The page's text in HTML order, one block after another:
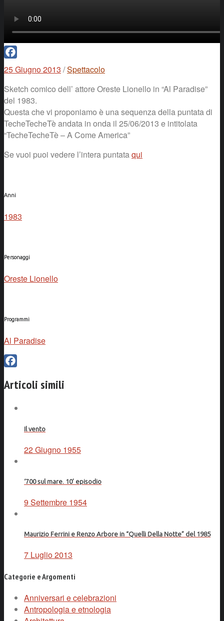
Facebook
25 Giugno 2013 /Spettacolo
Sketch comico dell’ attore Oreste Lionello in “Al Paradise”
del 1983.
Questa che vi proponiamo è una sequenza della puntata di
TecheTecheTè andata in onda il 25/06/2013 e intitolata
“TecheTecheTè – A Come America”
Se vuoi puoi vedere l’intera puntataqui
Anni
1983
Personaggi
Oreste Lionello
Programmi
Al Paradise
Articoli simili
Il vento
22 Giugno 1955
‘700 sul mare. 10’ episodio
9 Settembre 1954
Maurizio Ferrini e Renzo Arbore in “Quelli Della Notte” del 1985
7 Luglio 2013
Categorie e Argomenti
Anniversari e celebrazioni
Antropologia e etnologia